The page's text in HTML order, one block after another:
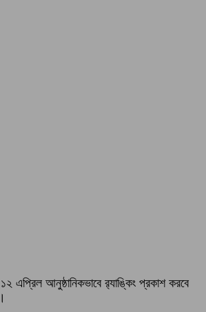
এপ্রিল আনুষ্ঠানিকভাবে র‌্যাঙ্কিং প্রকাশ করবে